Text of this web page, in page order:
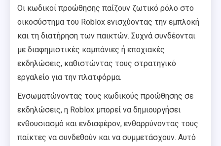
Οι κωδικοί προώθησης παίζουν ζωτικό ρόλο στο
οικοσύστημα του Roblox ενισχύοντας την εμπλοκή
και τη διατήρηση των παικτών. Συχνά συνδέονται
με διαφημιστικές καμπάνιες ή εποχιακές
εκδηλώσεις, καθιστώντας τους στρατηγικό
εργαλείο για την πλατφόρμα.
Ενσωματώνοντας τους κωδικούς προώθησης σε
εκδηλώσεις, η Roblox μπορεί να δημιουργήσει
ενθουσιασμό και ενδιαφέρον, ενθαρρύνοντας τους
παίκτες να συνδεθούν και να συμμετάσχουν. Αυτό